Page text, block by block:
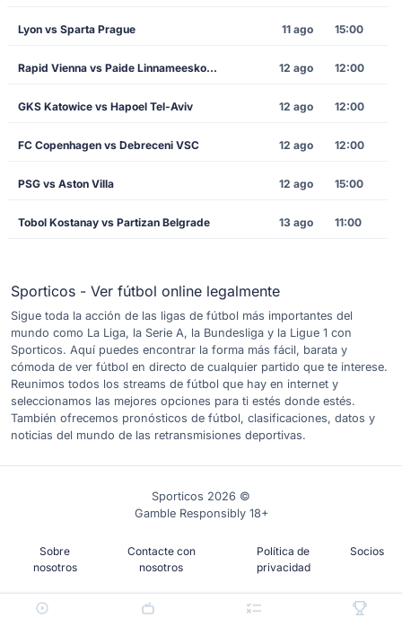
Lyon vs Sparta Prague 11 ago 15:00
Rapid Vienna vs Paide Linnameeskond 12 ago 12:00
GKS Katowice vs Hapoel Tel-Aviv 12 ago 12:00
FC Copenhagen vs Debreceni VSC 12 ago 12:00
PSG vs Aston Villa 12 ago 15:00
Tobol Kostanay vs Partizan Belgrade 13 ago 11:00
Sporticos - Ver fútbol online legalmente
Sigue toda la acción de las ligas de fútbol más importantes del
mundo como La Liga, la Serie A, la Bundesliga y la Ligue 1 con
Sporticos. Aquí puedes encontrar la forma más fácil, barata y
cómoda de ver fútbol en directo de cualquier partido que te interese.
Reunimos todos los streams de fútbol que hay en internet y
seleccionamos las mejores opciones para ti estés donde estés.
También ofrecemos pronósticos de fútbol, clasificaciones, datos y
noticias del mundo de las retransmisiones deportivas.
Sporticos 2026 ©
Gamble Responsibly 18+
Sobre
nosotros
Contacte con
nosotros
Política de
privacidad
Socios